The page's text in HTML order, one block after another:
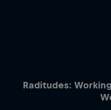
Raditudes: